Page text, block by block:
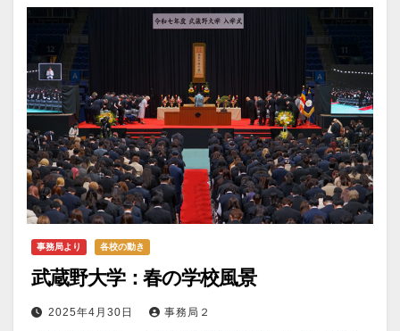
事務局より 各校の動き
武蔵野大学：春の学校風景
2025年4月30日 事務局２